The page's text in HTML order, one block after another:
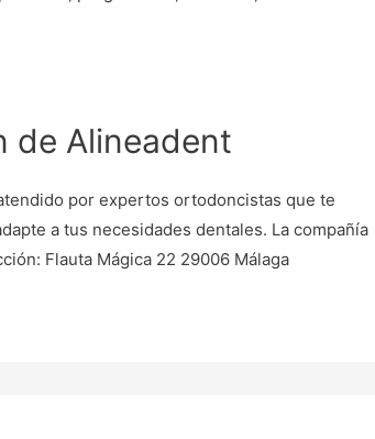
de Alineadent
por expertos ortodoncistas que te
a tus necesidades dentales. La compañía
Flauta Mágica 22 29006 Málaga